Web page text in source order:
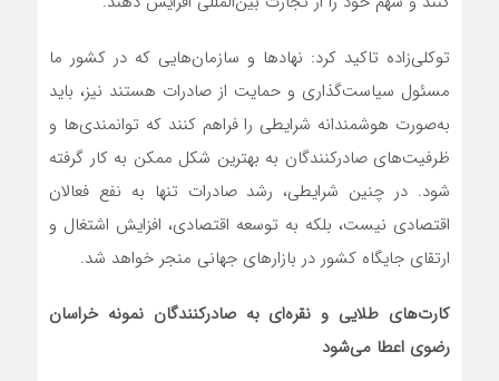
توکلی‌زاده تاکید کرد: نهادها و سازمان‌هایی که در کشور ما
مسئول سیاست‌گذاری و حمایت از صادرات هستند نیز، باید
به‌صورت هوشمندانه شرایطی را فراهم کنند که توانمندی‌ها و
ظرفیت‌های صادرکنندگان به بهترین شکل ممکن به کار گرفته
شود. در چنین شرایطی، رشد صادرات تنها به نفع فعالان
اقتصادی نیست، بلکه به توسعه اقتصادی، افزایش اشتغال و
ارتقای جایگاه کشور در بازارهای جهانی منجر خواهد شد.
کارت‌های طلایی و نقره‌ای به صادرکنندگان نمونه خراسان
رضوی اعطا می‌شود